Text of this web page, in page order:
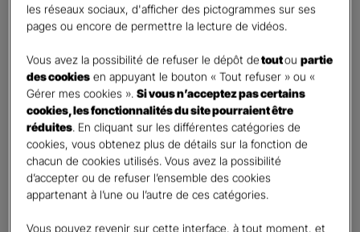
Etes-vous déjà client Gan assurances ?*
Oui
Non
Civilité*
Madame
Monsieur
Contact*
les réseaux sociaux, d'afficher des pictogrammes sur ses
pages ou encore de permettre la lecture de vidéos.
Vous avez la possibilité de refuser le dépôt detoutoupartie
des cookies en appuyant le bouton « Tout refuser » ou «
Gérer mes cookies ».Si vous n’acceptez pas certains
cookies, les fonctionnalités du site pourraient être
réduites . En cliquant sur les différentes catégories de
cookies, vous obtenez plus de détails sur la fonction de
chacun de cookies utilisés. Vous avez la possibilité
d’accepter ou de refuser l’ensemble des cookies
appartenant à l’une ou l’autre de ces catégories.
Vous pouvez revenir sur cette interface, à tout moment, et